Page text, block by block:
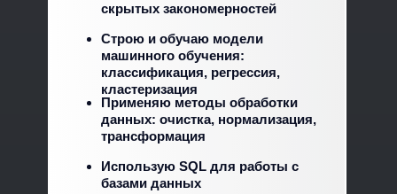
скрытых закономерностей
Строю и обучаю модели
машинного обучения:
классификация, регрессия,
кластеризация
Применяю методы обработки
данных: очистка, нормализация,
трансформация
Использую SQL для работы с
базами данных